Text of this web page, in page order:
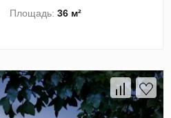
Площадь:36 м²